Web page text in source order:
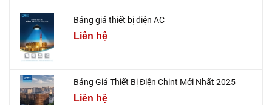
Bảng giá thiết bị điện AC
Liên hệ
Bảng Giá Thiết Bị Điện Chint Mới Nhất 2025
Liên hệ